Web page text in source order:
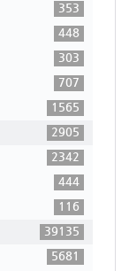
353
448
303
707
1565
2905
2342
444
116
39135
5681